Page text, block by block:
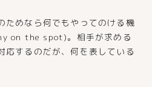
ためなら何でもやってのける機
on the spot)。相手が求める
応するのだが、何を表している